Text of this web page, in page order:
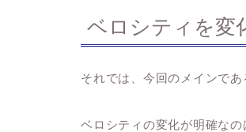
ベロシティを変
それでは、今回のメインで
ベロシティの変化が明確な